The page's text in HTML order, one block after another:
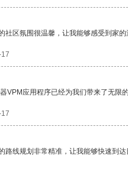
社区氛围很温馨，让我能够感受到家的
VPM应用程序已经为我们带来了无限
路线规划非常精准，让我能够快速到达